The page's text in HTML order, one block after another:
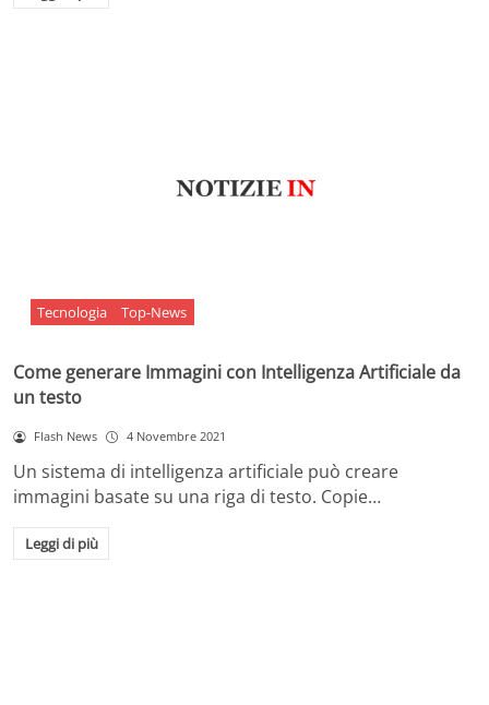
Tecnologia Top-News
Come generare Immagini con Intelligenza Artificiale da
un testo
Flash News 4 Novembre 2021
Un sistema di intelligenza artificiale può creare
immagini basate su una riga di testo. Copie…
Leggi di più